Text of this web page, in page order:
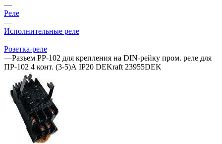
—
Реле
—
Исполнительные реле
—
Розетка-реле
—Разъем РР-102 для крепления на DIN-рейку пром. реле для
ПР-102 4 конт. (3-5)А IP20 DEKraft 23955DEK